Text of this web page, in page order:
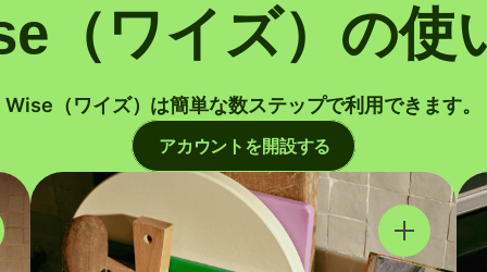
（ワイズ）の使
Wise（ワイズ）は簡単な数ステップで利用できます。
アカウントを開設する